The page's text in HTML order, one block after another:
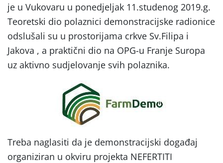
je u Vukovaru u ponedjeljak 11.studenog 2019.g.
Teoretski dio polaznici demonstracijske radionice
odslušali su u prostorijama crkve Sv.Filipa i
Jakova , a praktični dio na OPG-u Franje Suropa
uz aktivno sudjelovanje svih polaznika.
Treba naglasiti da je demonstracijski događaj
organiziran u okviru projekta NEFERTITI